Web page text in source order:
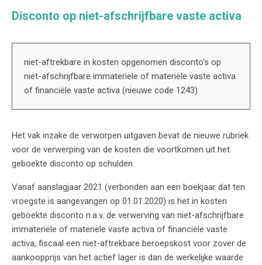
Disconto op niet-afschrijfbare vaste activa
niet-aftrekbare in kosten opgenomen disconto's op
niet-afschrijfbare immateriële of materiële vaste activa
of financiële vaste activa (nieuwe code 1243)
Het vak inzake de verworpen uitgaven bevat de nieuwe rubriek
voor de verwerping van de kosten die voortkomen uit het
geboekte disconto op schulden.
Vanaf aanslagjaar 2021 (verbonden aan een boekjaar dat ten
vroegste is aangevangen op 01.01.2020) is het in kosten
geboekte disconto n.a.v. de verwerving van niet-afschrijfbare
immateriële of materiële vaste activa of financiële vaste
activa, fiscaal een niet-aftrekbare beroepskost voor zover de
aankoopprijs van het actief lager is dan de werkelijke waarde